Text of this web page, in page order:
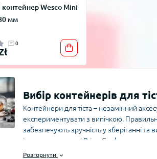
Wesco Mini
мм
0
Вибір контейнерів для
Контейнери для тіста – незамінний
експериментувати з випічкою.
забезпечують зручність у зберіганні
інтернет-магазині PrimeCook
і форм, що відповідають потребам як
Розгорнути